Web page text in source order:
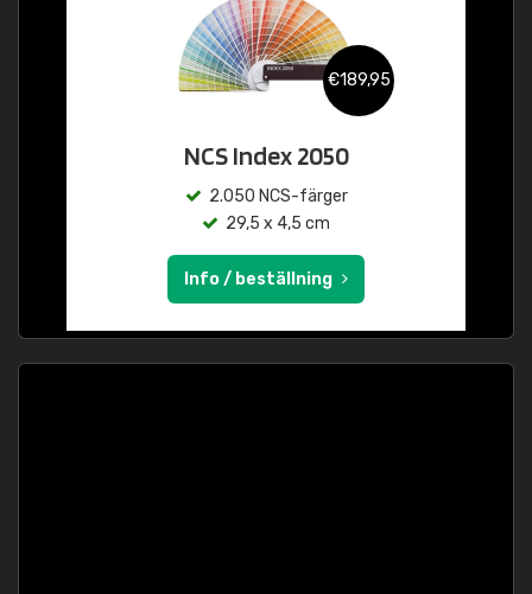
€189,95
NCS Index 2050
2.050 NCS-färger
29,5 x 4,5 cm
Info / beställning